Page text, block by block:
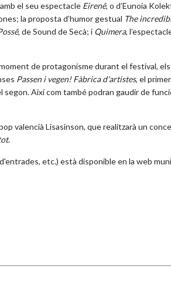
el seu espectacle Eirenê, o d’Eunoia
la proposta d’humor gestual The
, de Sound de Secà; i Quimera,
de protagonisme durant el festival, els
Passen i vegen! Fàbrica d'artistes, el
segon. Així com també podran gaudir de
valencià Lisasinson, que realitzarà un
.
etc.) està disponible en la web